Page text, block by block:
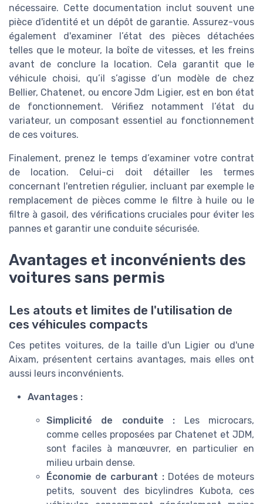
nécessaire. Cette documentation inclut souvent une
pièce d'identité et un dépôt de garantie. Assurez-vous
également d'examiner l’état des pièces détachées
telles que le moteur, la boîte de vitesses, et les freins
avant de conclure la location. Cela garantit que le
véhicule choisi, qu’il s’agisse d’un modèle de chez
Bellier, Chatenet, ou encore Jdm Ligier, est en bon état
de fonctionnement. Vérifiez notamment l’état du
variateur, un composant essentiel au fonctionnement
de ces voitures.
Finalement, prenez le temps d’examiner votre contrat
de location. Celui-ci doit détailler les termes
concernant l'entretien régulier, incluant par exemple le
remplacement de pièces comme le filtre à huile ou le
filtre à gasoil, des vérifications cruciales pour éviter les
pannes et garantir une conduite sécurisée.
Avantages et inconvénients des
voitures sans permis
Les atouts et limites de l'utilisation de
ces véhicules compacts
Ces petites voitures, de la taille d'un Ligier ou d'une
Aixam, présentent certains avantages, mais elles ont
aussi leurs inconvénients.
Avantages :
Simplicité de conduite : Les microcars,
comme celles proposées par Chatenet et JDM,
sont faciles à manœuvrer, en particulier en
milieu urbain dense.
Économie de carburant :Dotées de moteurs
petits, souvent des bicylindres Kubota, ces